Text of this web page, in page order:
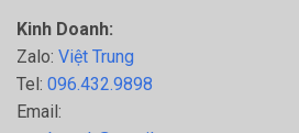
Kinh Doanh:
Zalo: Việt Trung
Tel: 096.432.9898
Email: